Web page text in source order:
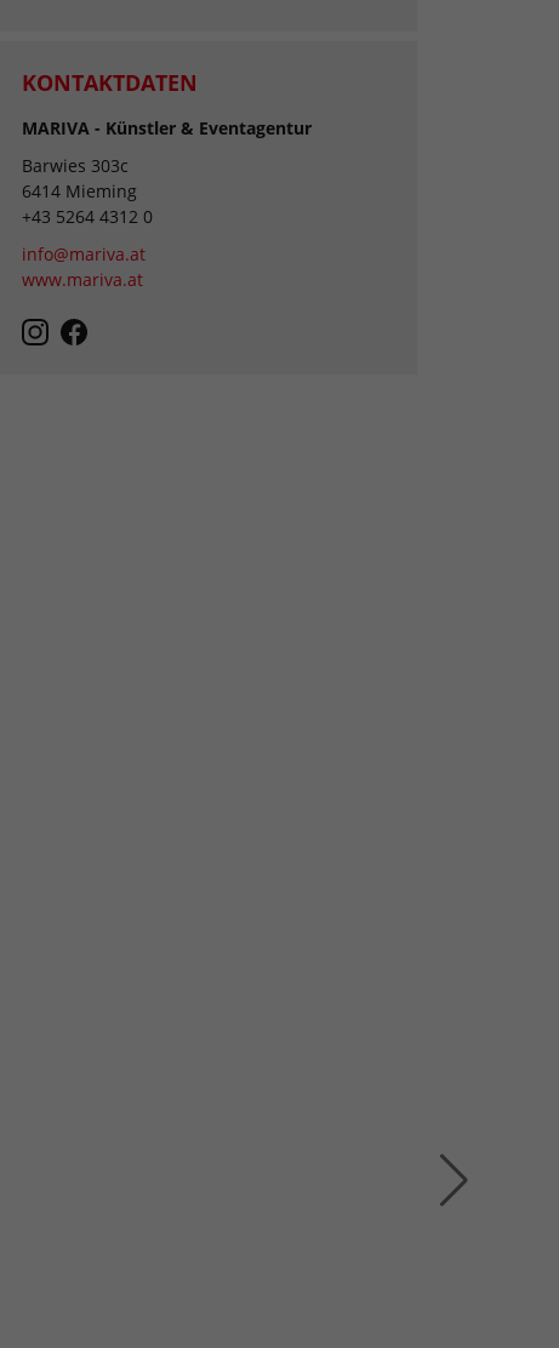
KONTAKTDATEN
MARIVA - Künstler & Eventagentur
Barwies 303c
6414 Mieming
+43 5264 4312 0
info@mariva.at
www.mariva.at